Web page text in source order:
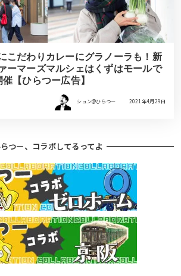
こだわりカレーにグラノーラも！新
ーマーズマルシェはくずはモールで
【ひらつー広告】
シュン@ひらつー 2021年4月29日
つー、コラボしてるってよ